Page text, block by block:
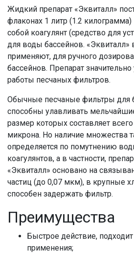
Жидкий препарат «Эквиталл»
флаконах 1 литр (1.2 килограмма)
собой коагулянт (средство для
для воды бассейнов. «Эквиталл»
применяют, для ручного
бассейнов. Препарат
работы песчаных фильтров.
Обычные песчаные фильтры для
способны улавливать
размер которых составляет
микрона. Но наличие множества
определяется по помутнению
коагулянтов, а в частности,
«Эквиталл» основано на
частиц (до 0,07 мкм), в крупные
способен задержать фильтр.
Преимущества
Быстрое действие,
применения;